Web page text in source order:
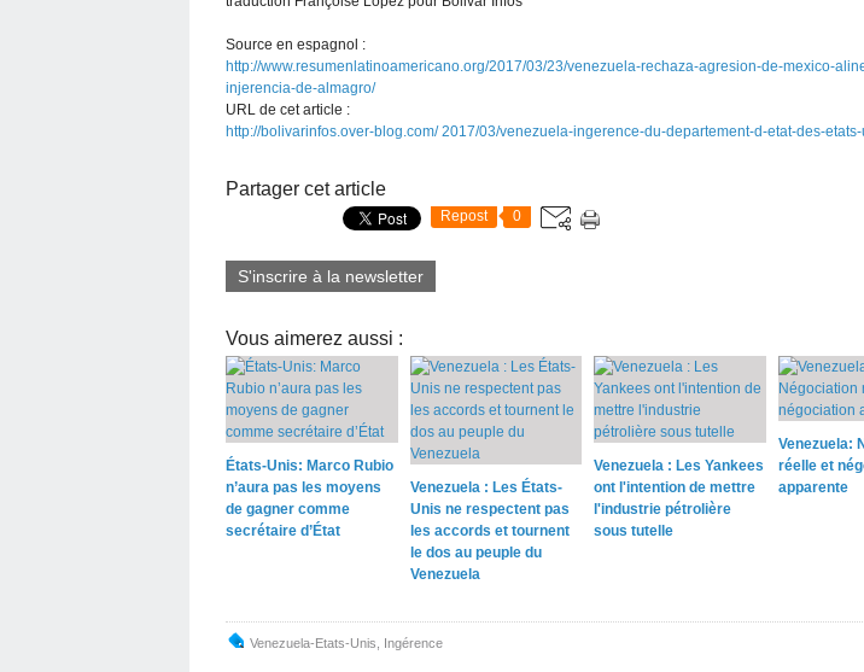
Source en espagnol :
http://www.resumenlatinoamericano.org/2017/03/23/venezuela-rechaza-agresion-de-mexico-
injerencia-de-almagro/
URL de cet article :
http://bolivarinfos.over-blog.com/ 2017/03/venezuela-ingerence-du-departement-d-etat-des-etats-
Partager cet article
Repost 0
S'inscrire à la newsletter
Vous aimerez aussi :
États-Unis: Marco Rubio
n’aura pas les moyens
de gagner comme
secrétaire d’État
Venezuela : Les États-
Unis ne respectent pas
les accords et tournent
le dos au peuple du
Venezuela
Venezuela : Les Yankees
ont l'intention de mettre
l'industrie pétrolière
sous tutelle
Venezuela:
réelle et
apparente
Venezuela-Etats-Unis Ingérence